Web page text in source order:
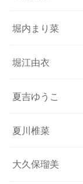
堀内まり菜
堀江由衣
夏吉ゆうこ
夏川椎菜
大久保瑠美